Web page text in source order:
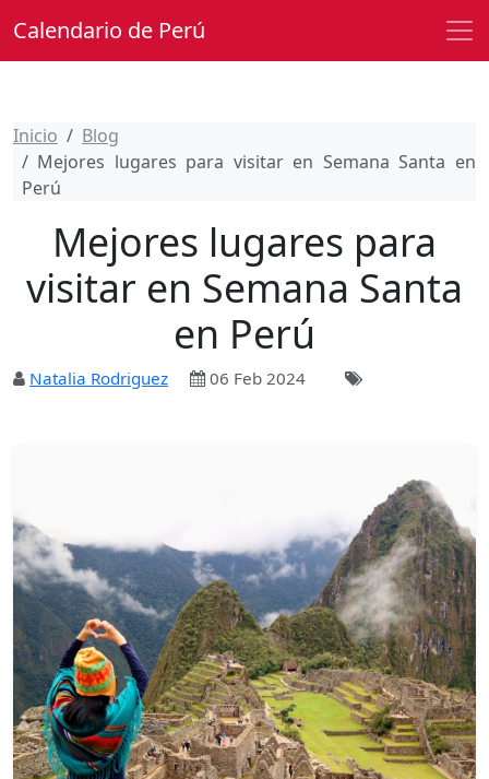
Calendario de Perú
Inicio
Blog
Mejores lugares para visitar en Semana Santa en
Perú
Mejores lugares para
visitar en Semana Santa
en Perú
Natalia Rodriguez 06 Feb 2024